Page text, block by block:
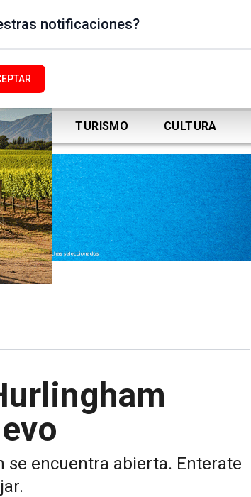
TURISMO CULTURA
se encuentra abierta. Enterate
notificaciones?